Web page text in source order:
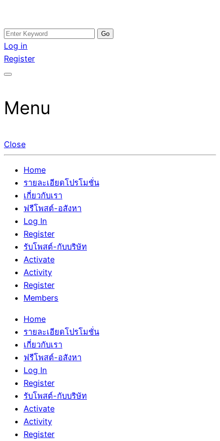
Skip
to
content
อสังหาโพสต์ รีวิวเยอะ รับจ้างโพสต์ขายบ้าน รับจ้างโพสต์อสัง
หา แตกต่างอย่างตั้งใจ รับรองผล อันดับ1 การโพสต์ขายอสังหา
กับทีมงานบริษัท บ้าน ที่ดิน คอนโด ติดGoogleหน้าแรกได้จริงๆ
รับจ้างโพสอสังหา ขายบ้าน อสังหาโพสต์ เชื่อถือได้จริง รับ
โพสต์ ที่ดิน กับทีมงานบริษัท ถูกและดีที่สุด ไม่มีค่านายหน้า
ขายได้จริงๆ ช่วยสร้างโอกาสในการขายได้มากกว่า ที่เดียว ที่
Search
for:
Log in
Register
Menu
Close
Home
รายละเอียดโปรโมชั่น
เกี่ยวกับเรา
ฟรีโพสต์-อสังหา
Log In
Register
รับโพสต์-กับบริษัท
Activate
Activity
Register
Members
Home
รายละเอียดโปรโมชั่น
เกี่ยวกับเรา
ฟรีโพสต์-อสังหา
Log In
Register
รับโพสต์-กับบริษัท
Activate
Activity
Register